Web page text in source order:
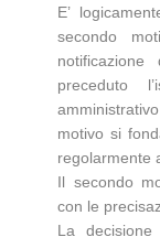
E’
secondo
preceduto
motivo si
regolarmente
Il secondo
con le
La